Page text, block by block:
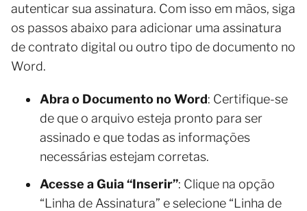
autenticar sua assinatura. Com isso em mãos, siga
os passos abaixo para adicionar uma assinatura
de contrato digital ou outro tipo de documento no
Word.
Abra o Documento no Word: Certifique-se
de que o arquivo esteja pronto para ser
assinado e que todas as informações
necessárias estejam corretas.
Acesse a Guia “Inserir”: Clique na opção
“Linha de Assinatura” e selecione “Linha de